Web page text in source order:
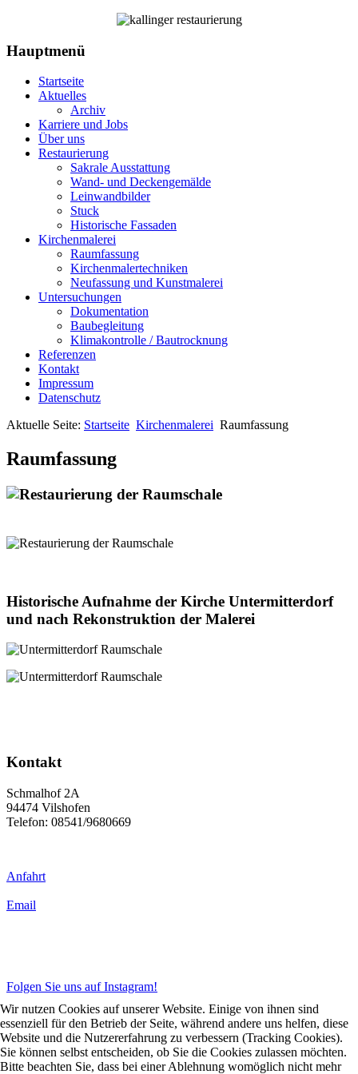
Hauptmenü
Startseite
Aktuelles
Archiv
Karriere und Jobs
Über uns
Restaurierung
Sakrale Ausstattung
Wand- und Deckengemälde
Leinwandbilder
Stuck
Historische Fassaden
Kirchenmalerei
Raumfassung
Kirchenmalertechniken
Neufassung und Kunstmalerei
Untersuchungen
Dokumentation
Baubegleitung
Klimakontrolle / Bautrocknung
Referenzen
Kontakt
Impressum
Datenschutz
Aktuelle Seite: Startseite Kirchenmalerei Raumfassung
Raumfassung
Historische Aufnahme der Kirche Untermitterdorf
und nach Rekonstruktion der Malerei
Kontakt
Schmalhof 2A
94474 Vilshofen
Telefon: 08541/9680669
Anfahrt
Email
Folgen Sie uns auf Instagram!
Wir nutzen Cookies auf unserer Website. Einige von ihnen sind
essenziell für den Betrieb der Seite, während andere uns helfen, diese
Website und die Nutzererfahrung zu verbessern (Tracking Cookies).
Sie können selbst entscheiden, ob Sie die Cookies zulassen möchten.
Bitte beachten Sie, dass bei einer Ablehnung womöglich nicht mehr